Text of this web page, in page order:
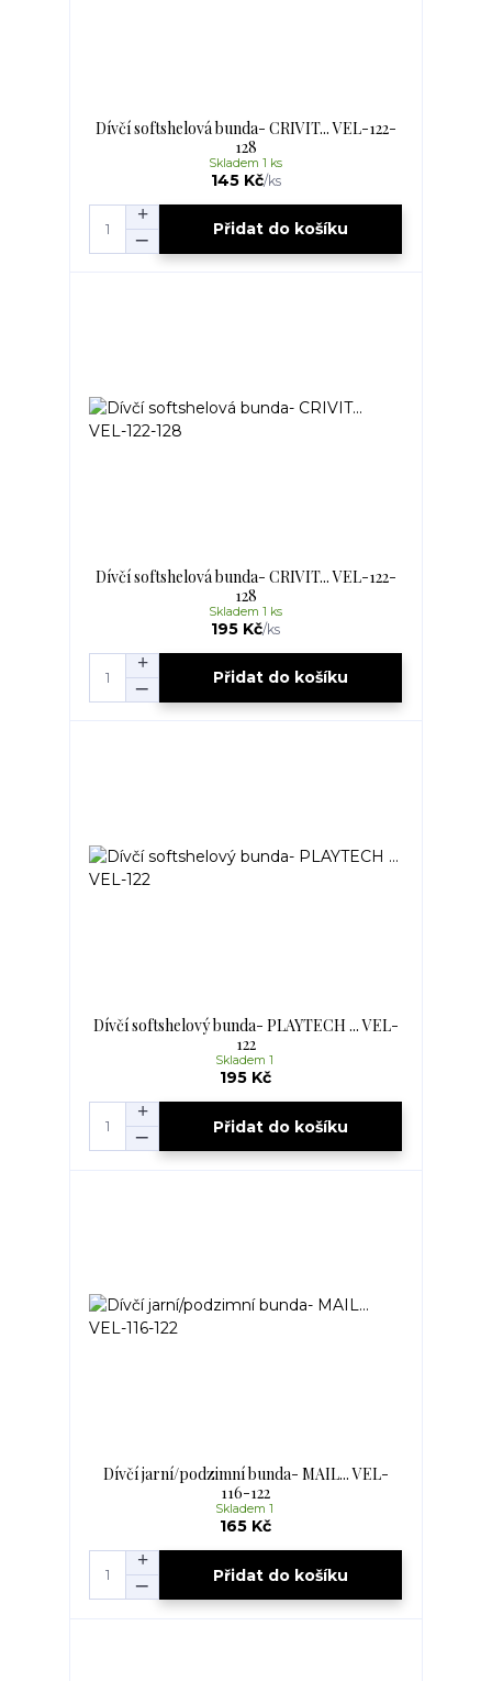
Dívčí softshelová bunda- CRIVIT... VEL-122-
128
145 Kč/ks
Skladem 1 ks
Přidat do košíku
Dívčí softshelová bunda- CRIVIT... VEL-122-
128
195 Kč/ks
Skladem 1 ks
Přidat do košíku
Dívčí softshelový bunda- PLAYTECH ... VEL-
122
195 Kč
Skladem 1
Přidat do košíku
Dívčí jarní/podzimní bunda- MAIL... VEL-
116-122
165 Kč
Skladem 1
Přidat do košíku